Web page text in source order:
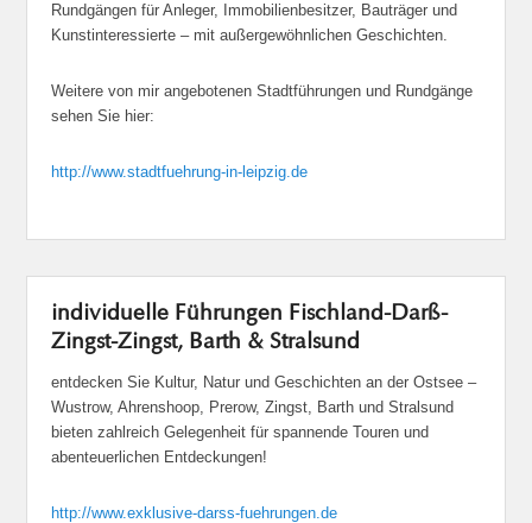
Rundgängen für Anleger, Immobilienbesitzer, Bauträger und
Kunstinteressierte – mit außergewöhnlichen Geschichten.
Weitere von mir angebotenen Stadtführungen und Rundgänge
sehen Sie hier:
http://www.stadtfuehrung-in-leipzig.de
individuelle Führungen Fischland-Darß-
Zingst-Zingst, Barth & Stralsund
entdecken Sie Kultur, Natur und Geschichten an der Ostsee –
Wustrow, Ahrenshoop, Prerow, Zingst, Barth und Stralsund
bieten zahlreich Gelegenheit für spannende Touren und
abenteuerlichen Entdeckungen!
http://www.exklusive-darss-fuehrungen.de